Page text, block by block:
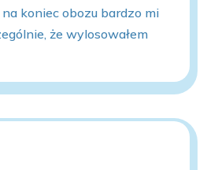
koniec obozu bardzo mi
że wylosowałem